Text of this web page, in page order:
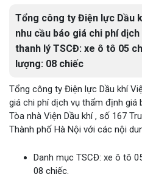
Tổng công ty Điện lực Dầu
nhu cầu báo giá chi phí
thanh lý TSCĐ: xe ô tô 05
lượng: 08 chiếc
Tổng công ty Điện lực Dầu khí
giá chi phí dịch vụ thẩm định giá
Tòa nhà Viện Dầu khí , số 167
Thành phố Hà Nội với các nội
Danh mục TSCĐ: xe ô tô
08 chiếc.